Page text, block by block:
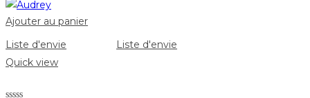
Ajouter au panier
Liste d'envie
Liste d'envie
Quick view